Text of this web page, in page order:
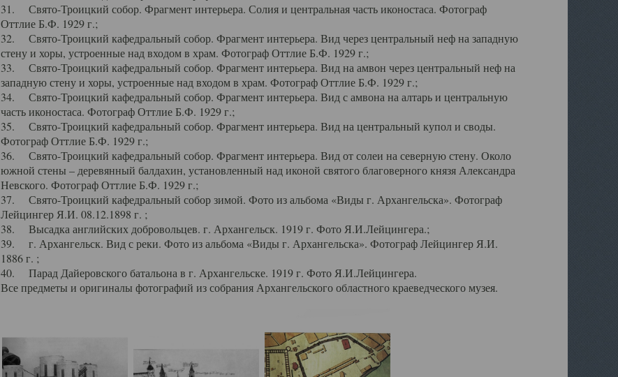
31. Свято-Троицкий собор. Фрагмент интерьера. Солия и центральная часть иконостаса. Фотограф
Оттлие Б.Ф. 1929 г.;
32. Свято-Троицкий кафедральный собор. Фрагмент интерьера. Вид через центральный неф на западную
стену и хоры, устроенные над входом в храм. Фотограф Оттлие Б.Ф. 1929 г.;
33. Свято-Троицкий кафедральный собор. Фрагмент интерьера. Вид на амвон через центральный неф на
западную стену и хоры, устроенные над входом в храм. Фотограф Оттлие Б.Ф. 1929 г.;
34. Свято-Троицкий кафедральный собор. Фрагмент интерьера. Вид с амвона на алтарь и центральную
часть иконостаса. Фотограф Оттлие Б.Ф. 1929 г.;
35. Свято-Троицкий кафедральный собор. Фрагмент интерьера. Вид на центральный купол и своды.
Фотограф Оттлие Б.Ф. 1929 г.;
36. Свято-Троицкий кафедральный собор. Фрагмент интерьера. Вид от солеи на северную стену. Около
южной стены – деревянный балдахин, установленный над иконой святого благоверного князя Александра
Невского. Фотограф Оттлие Б.Ф. 1929 г.;
37. Свято-Троицкий кафедральный собор зимой. Фото из альбома «Виды г. Архангельска». Фотограф
Лейцингер Я.И. 08.12.1898 г. ;
38. Высадка английских добровольцев. г. Архангельск. 1919 г. Фото Я.И.Лейцингера.;
39. г. Архангельск. Вид с реки. Фото из альбома «Виды г. Архангельска». Фотограф Лейцингер Я.И.
1886 г. ;
40. Парад Дайеровского батальона в г. Архангельске. 1919 г. Фото Я.И.Лейцингера.
Все предметы и оригиналы фотографий из собрания Архангельского областного краеведческого музея.